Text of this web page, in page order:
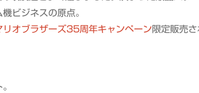
ビジネスの原点。
リオブラザーズ35周年キャンペーン 限定販売さ